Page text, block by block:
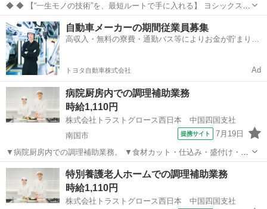
◆ ◆ 【“一生モノの技術”を、最短ルートで手に入れる】 ヨシックスフ
ーズが運営する寿司居酒屋「や台ずし」では、 鮮魚の一部を加工済み
の状態で仕入れることで仕込みの負担を大幅に削減しています。 入社
後は余計な工程に時間...
高知 高知市 その他
自動車メーカーの期間従業員募集
高収入・無料の寮費・通勤バス等によりお金が貯まりや
トヨタ自動車株式会社 Ad
病院厨房内での調理補助業務
時給1,110円
株式会社トラストグロース西日本 中国四国支社
南国市
提携サイト 7月19日
▼病院厨房内での調理補助業務。 ▼食材カット・仕込み・盛付け・配
膳・食器や調理器具の洗浄・清掃 等。 ▼制服：貸与あり。 ※採用
後、入職前に検便の提出必須。 〇20代-60代職員活躍中。 【必須資
格】 ◇不問 【必須条...
高知 南国市 キッチン
特別養護老人ホームでの調理補助業務
時給1,110円
株式会社トラストグロース西日本 中国四国支社